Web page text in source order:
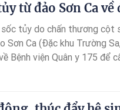
từ đảo Sơn Ca
sốc tủy do chấn thương cột
Sơn Ca (Đặc khu Trường
Bệnh viện Quân y 175 để
cơ tổn thương thần kinh